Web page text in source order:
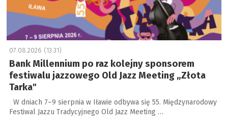
07.08.2026 (13:31)
Bank Millennium po raz kolejny sponsorem
festiwalu jazzowego Old Jazz Meeting „Złota
Tarka"
W dniach 7–9 sierpnia w Iławie odbywa się 55. Międzynarodowy
Festiwal Jazzu Tradycyjnego Old Jazz Meeting …